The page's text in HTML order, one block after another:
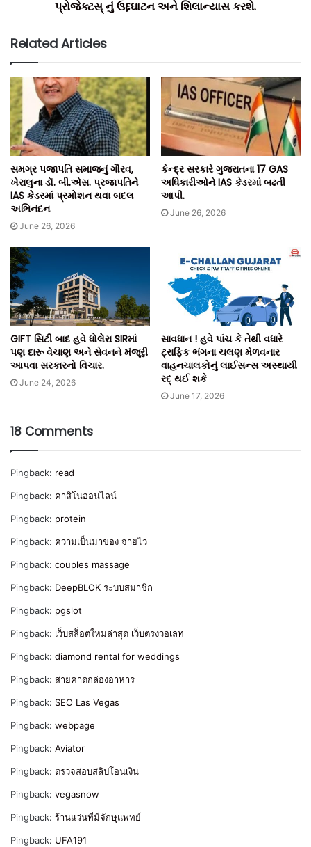
ટીમ બિલ્ટ ઈન્ડિયા.પ્રોજેક્ટસ્ નું ઉદ્દઘાટન અને શિલાન્યાસ કરશે.
Related Articles
સમગ્ર પજાપતિ સમાજનું ગૌરવ,
ખેરાલુના ડૉ. બી.એસ. પ્રજાપતિને
IAS કેડરમાં પ્રમોશન થવા બદલ
અભિનંદન
June 26, 2026
કેન્દ્ર સરકારે ગુજરાતના 17 GAS
અધિકારીઓને IAS કેડરમાં બઢતી
આપી.
June 26, 2026
GIFT સિટી બાદ હવે ધોલેરા SIRમાં
પણ દારૂ વેચાણ અને સેવનને મંજૂરી
આપવા સરકારનો વિચાર.
June 24, 2026
સાવધાન ! હવે પાંચ કે તેથી વધારે
ટ્રાફિક ભંગના ચલણ મેળવનાર
વાહનચાલકોનું લાઈસન્સ અસ્થાયી
રદ્ થઈ શકે
June 17, 2026
18 Comments
Pingback: read
Pingback: คาสิโนออนไลน์
Pingback: protein
Pingback: ความเป็นมาของ จ่ายไว
Pingback: couples massage
Pingback: DeepBLOK ระบบสมาชิก
Pingback: pgslot
Pingback: เว็บสล็อตใหม่ล่าสุด เว็บตรงวอเลท
Pingback: diamond rental for weddings
Pingback: สายคาดกล่องอาหาร
Pingback: SEO Las Vegas
Pingback: webpage
Pingback: Aviator
Pingback: ตรวจสอบสลิปโอนเงิน
Pingback: vegasnow
Pingback: ร้านแว่นที่มีจักษุแพทย์
Pingback: UFA191